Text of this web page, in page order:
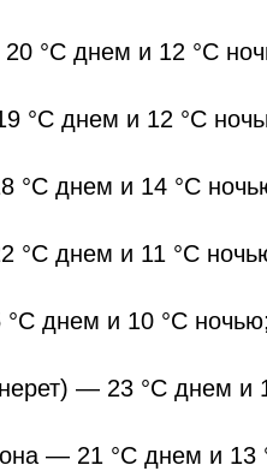
°C днем и 12 °C
°C днем и 12 °C
°C днем и 14 °C
днем и 11 °C
днем и 10 °C ночью;
— 23 °C днем и
— 21 °C днем и 13